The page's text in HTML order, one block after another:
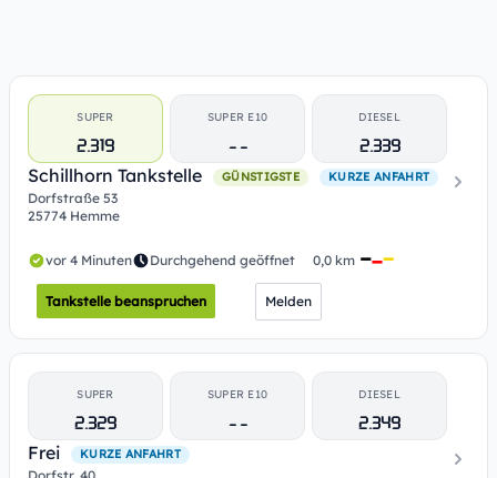
SUPER
2.319
SUPER E10
- -
DIESEL
2.339
Schillhorn Tankstelle
GÜNSTIGSTE KURZE ANFAHRT
Dorfstraße 53
25774 Hemme
vor 4 Minuten Durchgehend geöffnet 0,0 km
Tankstelle beanspruchen Melden
SUPER
2.329
SUPER E10
- -
DIESEL
2.349
Frei
KURZE ANFAHRT